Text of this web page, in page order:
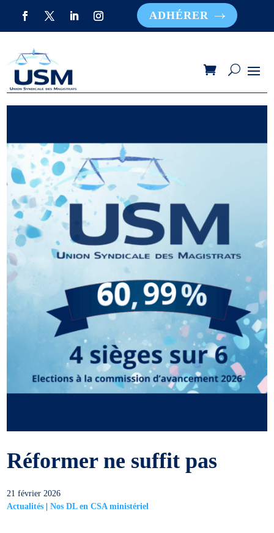
ADHÉRER
Réformer ne suffit pas
21 février 2026
Actualités |Nos DL en CSA ministériel